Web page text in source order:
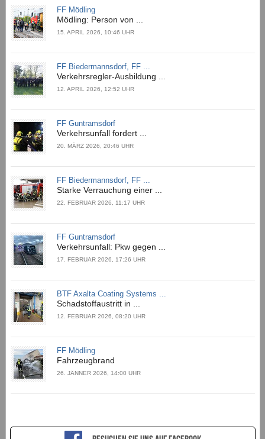
FF Mödling
Mödling: Person von ...
15. APRIL 2026, 10:46 UHR
FF Biedermannsdorf, FF ...
Verkehrsregler-Ausbildung ...
12. APRIL 2026, 12:52 UHR
FF Guntramsdorf
Verkehrsunfall fordert ...
20. MÄRZ 2026, 20:46 UHR
FF Biedermannsdorf, FF ...
Starke Verrauchung einer ...
22. FEBRUAR 2026, 11:17 UHR
FF Guntramsdorf
Verkehrsunfall: Pkw gegen ...
17. FEBRUAR 2026, 17:26 UHR
BTF Axalta Coating Systems ...
Schadstoffaustritt in ...
12. FEBRUAR 2026, 08:20 UHR
FF Mödling
Fahrzeugbrand
26. JÄNNER 2026, 14:00 UHR